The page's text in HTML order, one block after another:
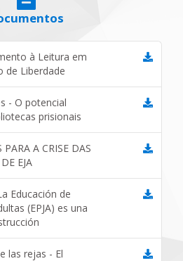
à Leitura em
de Liberdade
- O potencial
prisionais
A CRISE DAS
EJA
Educación de
(EPJA) es una
las rejas - El